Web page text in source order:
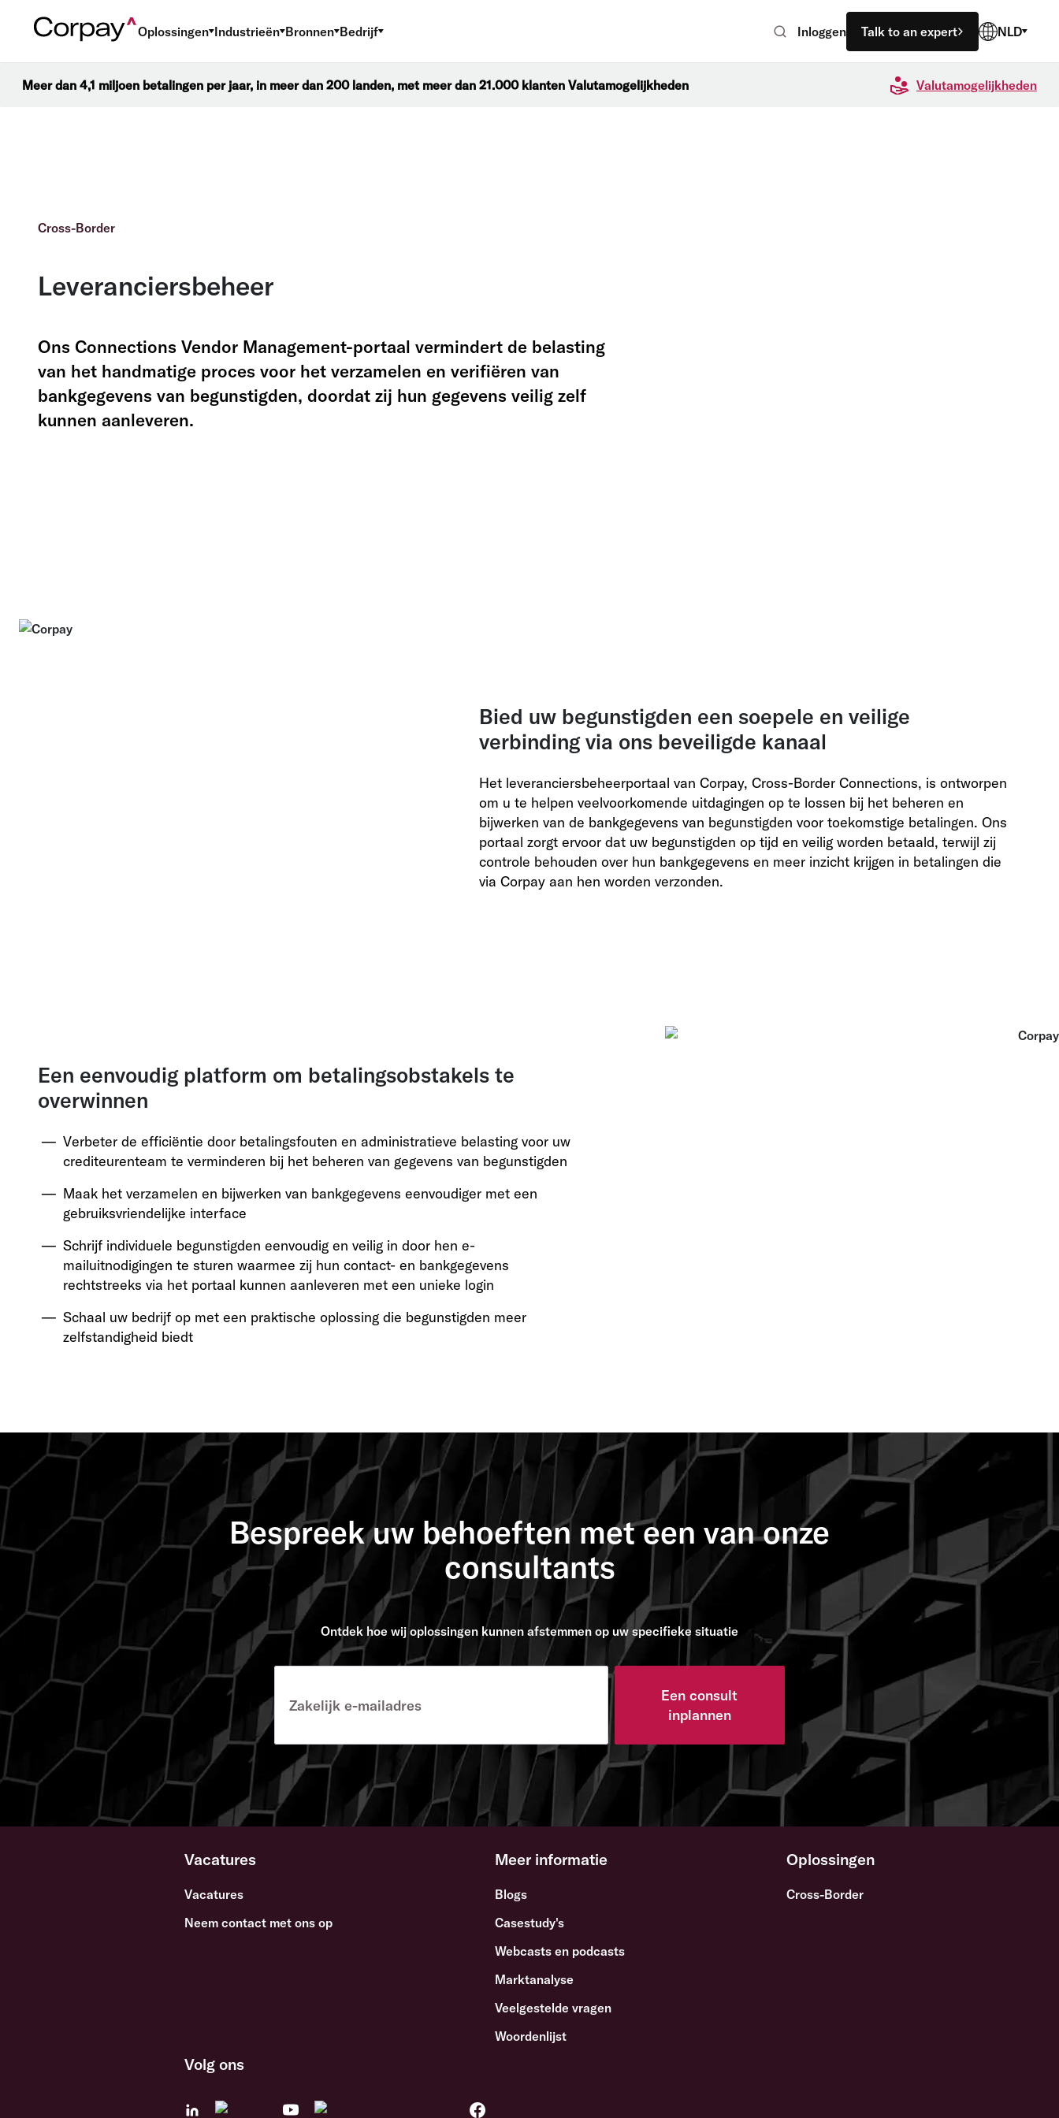
Oplossingen Industrieën Bronnen Bedrijf Inloggen Talk to an expert NLD
Meer dan 4,1 miljoen betalingen per jaar, in meer dan 200 landen, met meer dan 21.000 klanten Valutamogelijkheden Valutamogelijkheden
Cross-Border
Leveranciersbeheer
Ons Connections Vendor Management-portaal vermindert de belasting
van het handmatige proces voor het verzamelen en verifiëren van
bankgegevens van begunstigden, doordat zij hun gegevens veilig zelf
kunnen aanleveren.
Bied uw begunstigden een soepele en veilige
verbinding via ons beveiligde kanaal
Het leveranciersbeheerportaal van Corpay, Cross-Border Connections, is ontworpen
om u te helpen veelvoorkomende uitdagingen op te lossen bij het beheren en
bijwerken van de bankgegevens van begunstigden voor toekomstige betalingen. Ons
portaal zorgt ervoor dat uw begunstigden op tijd en veilig worden betaald, terwijl zij
controle behouden over hun bankgegevens en meer inzicht krijgen in betalingen die
via Corpay aan hen worden verzonden.
Een eenvoudig platform om betalingsobstakels te
overwinnen
Verbeter de efficiëntie door betalingsfouten en administratieve belasting voor uw
crediteurenteam te verminderen bij het beheren van gegevens van begunstigden
Maak het verzamelen en bijwerken van bankgegevens eenvoudiger met een
gebruiksvriendelijke interface
Schrijf individuele begunstigden eenvoudig en veilig in door hen e-
mailuitnodigingen te sturen waarmee zij hun contact- en bankgegevens
rechtstreeks via het portaal kunnen aanleveren met een unieke login
Schaal uw bedrijf op met een praktische oplossing die begunstigden meer
zelfstandigheid biedt
Bespreek uw behoeften met een van onze
consultants
Ontdek hoe wij oplossingen kunnen afstemmen op uw specifieke situatie
Een consult
inplannen
Vacatures
Vacatures
Neem contact met ons op
Meer informatie
Blogs
Casestudy's
Webcasts en podcasts
Marktanalyse
Veelgestelde vragen
Woordenlijst
Oplossingen
Cross-Border
Volg ons